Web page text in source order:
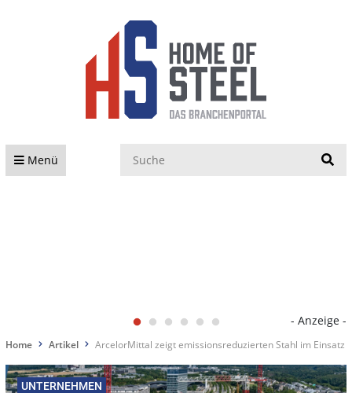
Menü
- Anzeige -
Home Artikel ArcelorMittal zeigt emissionsreduzierten Stahl im Einsatz
UNTERNEHMEN